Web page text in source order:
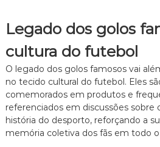
Legado dos golos
cultura do futebol
O legado dos golos famosos vai
no tecido cultural do futebol. Eles
comemorados em produtos e
referenciados em discussões
história do desporto, reforçando a
memória coletiva dos fãs em todo